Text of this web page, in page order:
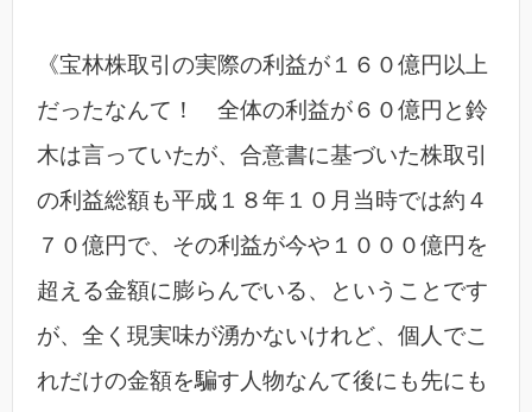
《宝林株取引の実際の利益が１６０億円以上
だったなんて！ 全体の利益が６０億円と鈴
木は言っていたが、合意書に基づいた株取引
の利益総額も平成１８年１０月当時では約４
７０億円で、その利益が今や１０００億円を
超える金額に膨らんでいる、ということです
が、全く現実味が湧かないけれど、個人でこ
れだけの金額を騙す人物なんて後にも先にも